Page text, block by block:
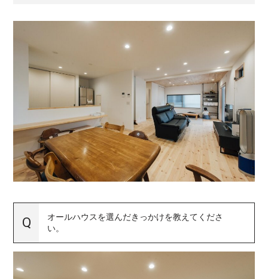
オールハウスを選んだきっかけを教えてくださ
い。